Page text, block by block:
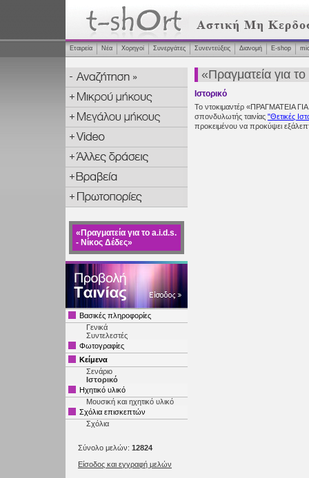
Εταιρεία Νέα Χορηγοί Συνεργάτες Συνεντεύξεις Διανομή Ε-shop
«Πραγματεία για το a.i.d.s.
- Νίκος Δέδες»
Βασικές πληροφορίες
Γενικά
Συντελεστές
Φωτογραφίες
Κείμενα
Σενάριο
Ιστορικό
Ηχητικό υλικό
Μουσική και ηχητικό υλικό
Σχόλια επισκεπτών
Σχόλια
Σύνολο μελών: 12824
Είσοδος και εγγραφή μελών
«Πραγματεία για
Ιστορικό
Το ντοκιμαντέρ «ΠΡΑΓΜΑΤΕΙΑ
σπονδυλωτής ταινίας "Θετικές
προκειμένου να προκύψει